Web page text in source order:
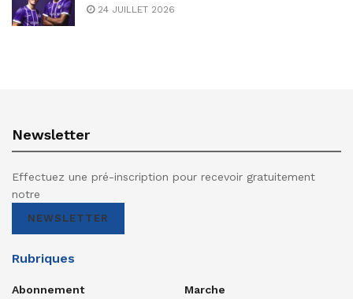
24 JUILLET 2026
Newsletter
Effectuez une pré-inscription pour recevoir gratuitement
notre
NEWSLETTER
Rubriques
Abonnement
Marche